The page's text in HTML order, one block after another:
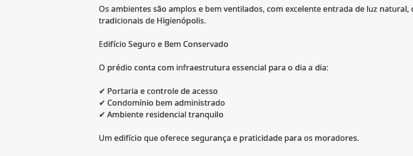
Os ambientes são amplos e bem ventilados, com excelente entrada de luz
tradicionais de Higienópolis.
Edifício Seguro e Bem Conservado
O prédio conta com infraestrutura essencial para o dia a dia:
✔ Portaria e controle de acesso
✔ Condomínio bem administrado
✔ Ambiente residencial tranquilo
Um edifício que oferece segurança e praticidade para os moradores.